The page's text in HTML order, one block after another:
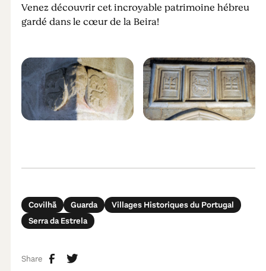
Venez découvrir cet incroyable patrimoine hébreu
gardé dans le cœur de la Beira!
Covilhã Guarda
Villages Historiques du Portugal
Serra da Estrela
Share